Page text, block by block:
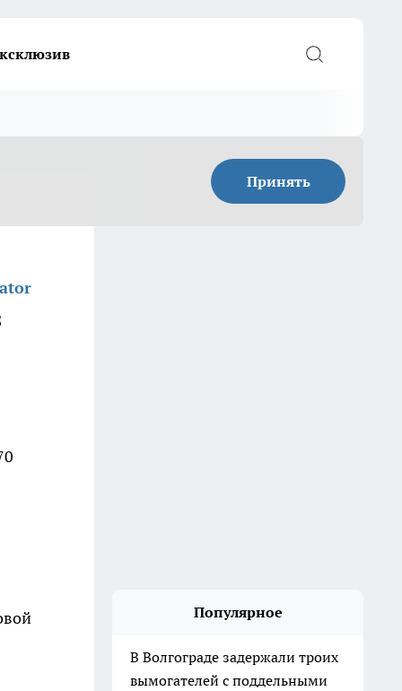
Принять
Популярное
В Волгограде задержали троих
вымогателей с поддельными